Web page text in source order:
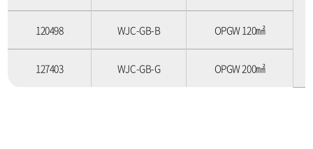
120498 WJC-GB-B OPGW 120㎟
127403 WJC-GB-G OPGW 200㎟